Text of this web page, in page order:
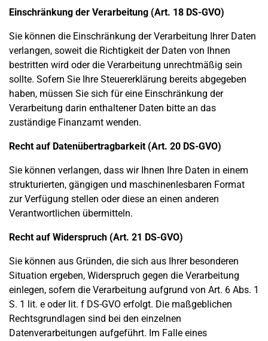
Einschränkung der Verarbeitung (Art. 18 DS-GVO)
Sie können die Einschränkung der Verarbeitung Ihrer Daten
verlangen, soweit die Richtigkeit der Daten von Ihnen
bestritten wird oder die Verarbeitung unrechtmäßig sein
sollte. Sofern Sie Ihre Steuererklärung bereits abgegeben
haben, müssen Sie sich für eine Einschränkung der
Verarbeitung darin enthaltener Daten bitte an das
zuständige Finanzamt wenden.
Recht auf Datenübertragbarkeit (Art. 20 DS-GVO)
Sie können verlangen, dass wir Ihnen Ihre Daten in einem
strukturierten, gängigen und maschinenlesbaren Format
zur Verfügung stellen oder diese an einen anderen
Verantwortlichen übermitteln.
Recht auf Widerspruch (Art. 21 DS-GVO)
Sie können aus Gründen, die sich aus Ihrer besonderen
Situation ergeben, Widerspruch gegen die Verarbeitung
einlegen, sofern die Verarbeitung aufgrund von Art. 6 Abs. 1
S. 1 lit. e oder lit. f DS-GVO erfolgt. Die maßgeblichen
Rechtsgrundlagen sind bei den einzelnen
Datenverarbeitungen aufgeführt. Im Falle eines